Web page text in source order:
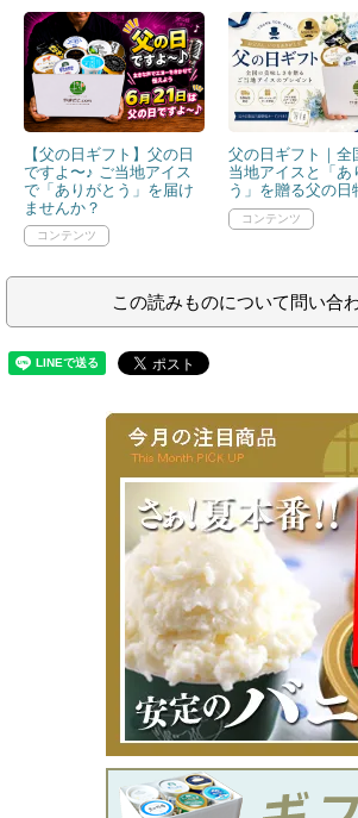
【父の日ギフト】父の日
ですよ〜♪ ご当地アイス
で「ありがとう」を届け
ませんか？
父の日ギフト｜全
当地アイスと「あ
う」を贈る父の日
この読みものについて問い合